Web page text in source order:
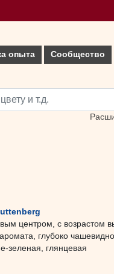
опыта Сообщество
центром, с возрастом
аромата, глубоко
зеленая, глянцевая